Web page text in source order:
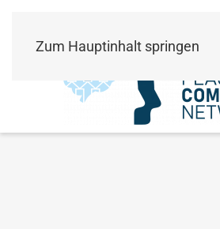
Zum Hauptinhalt springen